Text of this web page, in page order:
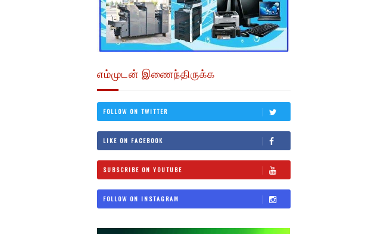
எம்முடன் இணைந்திருக்க
FOLLOW ON TWITTER
LIKE ON FACEBOOK
SUBSCRIBE ON YOUTUBE
FOLLOW ON INSTAGRAM